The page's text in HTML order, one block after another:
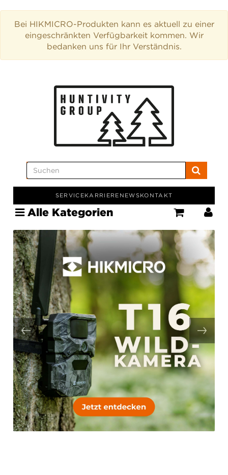
Bei HIKMICRO-Produkten kann es aktuell zu einer
eingeschränkten Verfügbarkeit kommen. Wir
bedanken uns für Ihr Verständnis.
SERVICEKARRIERE NEWSKONTAKT
Alle Kategorien